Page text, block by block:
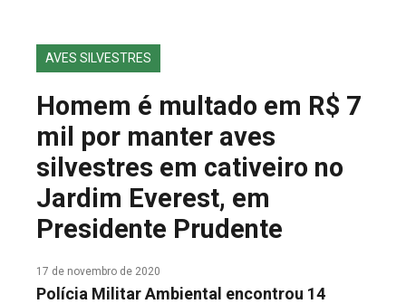
EDIÇÕES ANTERIORES
FALE CONOSCO
AVES SILVESTRES
Homem é multado em R$ 7
mil por manter aves
silvestres em cativeiro no
Jardim Everest, em
Presidente Prudente
17 de novembro de 2020
Polícia Militar Ambiental encontrou 14